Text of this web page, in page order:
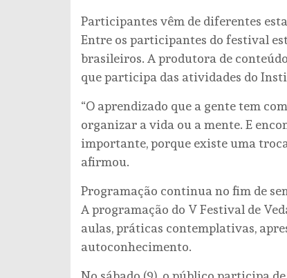
Participantes vêm de diferentes
Entre os participantes do festival
brasileiros. A produtora de
que participa das atividades do
“O aprendizado que a gente tem
organizar a vida ou a mente. E
importante, porque existe uma
afirmou.
Programação continua no fim de
A programação do V Festival de
aulas, práticas contemplativas,
autoconhecimento.